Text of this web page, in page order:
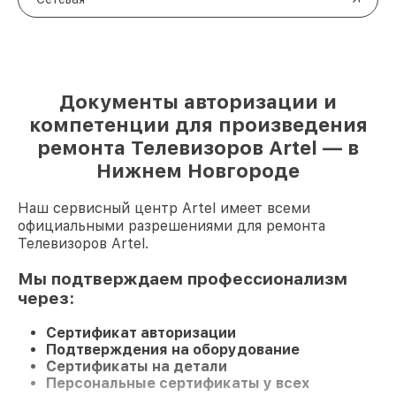
Документы авторизации и
компетенции для произведения
ремонта Телевизоров Artel — в
Нижнем Новгороде
Наш сервисный центр Artel имеет всеми
официальными разрешениями для ремонта
Телевизоров Artel.
Мы подтверждаем профессионализм
через:
Сертификат авторизации
Подтверждения на оборудование
Сертификаты на детали
Персональные сертификаты у всех